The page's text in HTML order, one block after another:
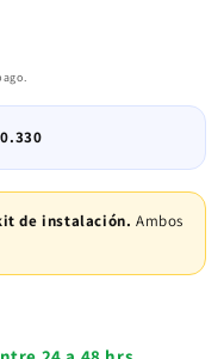
de instalación. Ambos